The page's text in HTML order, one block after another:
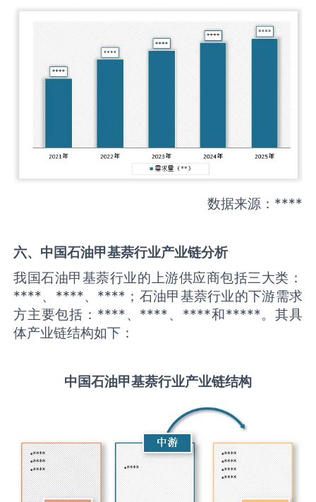
数据来源：****
六、中国石油甲基萘行业产业链分析
我国石油甲基萘行业的上游供应商包括三大类：
****、****、****；石油甲基萘行业的下游需求
方主要包括：****、****、****和*****。其具
体产业链结构如下：
中国石油甲基萘行业产业链结构